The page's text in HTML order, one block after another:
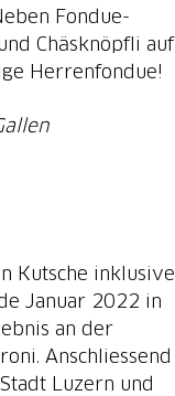
Fondue-
Chäsknöpfli auf
Herrenfondue!
Kutsche inklusive
Januar 2022 in
an der
Anschliessend
Luzern und